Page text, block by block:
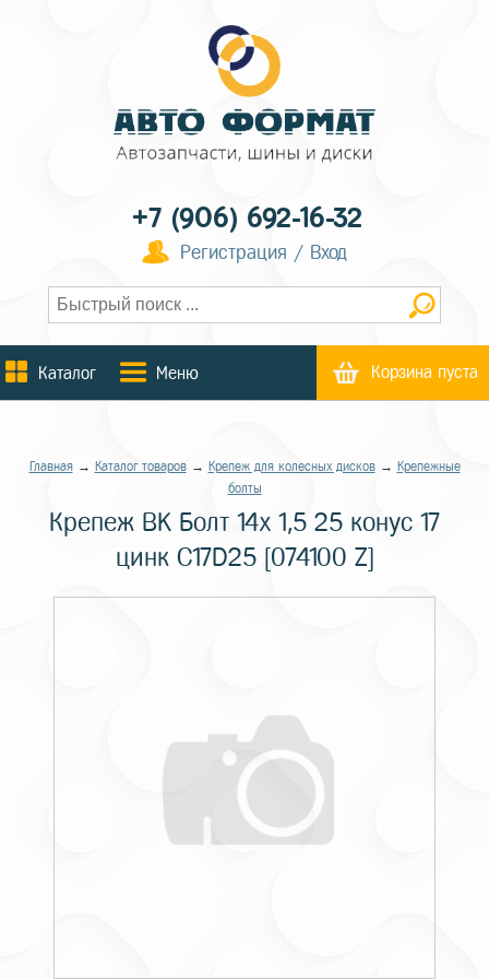
+7 (906) 692-16-32
Регистрация / Вход
Каталог Меню Корзина пуста
Главная→ Каталог товаров→ Крепеж для колесных дисков→ Крепежные
болты
Крепеж BK Болт 14x 1,5 25 конус 17
цинк C17D25 [074100 Z]